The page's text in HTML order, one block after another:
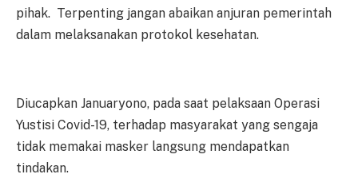
pihak. Terpenting jangan abaikan anjuran pemerintah
dalam melaksanakan protokol kesehatan.
Diucapkan Januaryono, pada saat pelaksaan Operasi
Yustisi Covid-19, terhadap masyarakat yang sengaja
tidak memakai masker langsung mendapatkan
tindakan.